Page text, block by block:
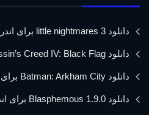
دانلود little nightmares 3 برای اندروید
دانلود Assassin’s Creed IV: Black Flag برای اندروید
دانلود Batman: Arkham City برای اندروید
دانلود Blasphemous 1.9.0 برای اندروید